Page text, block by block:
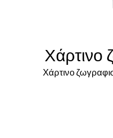
Χάρτινο
Χάρτινο